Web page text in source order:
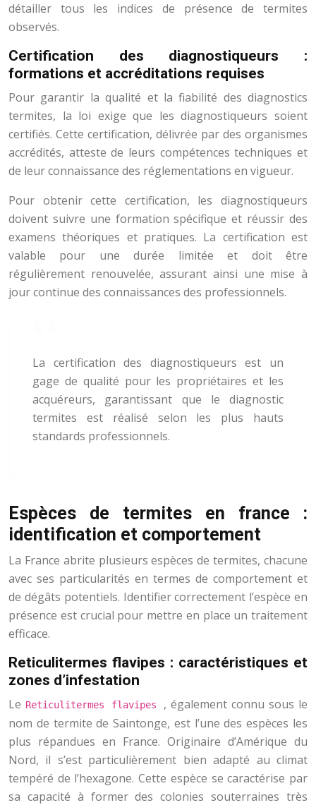
détailler tous les indices de présence de termites
observés.
Certification des diagnostiqueurs :
formations et accréditations requises
Pour garantir la qualité et la fiabilité des diagnostics
termites, la loi exige que les diagnostiqueurs soient
certifiés. Cette certification, délivrée par des organismes
accrédités, atteste de leurs compétences techniques et
de leur connaissance des réglementations en vigueur.
Pour obtenir cette certification, les diagnostiqueurs
doivent suivre une formation spécifique et réussir des
examens théoriques et pratiques. La certification est
valable pour une durée limitée et doit être
régulièrement renouvelée, assurant ainsi une mise à
jour continue des connaissances des professionnels.
La certification des diagnostiqueurs est un
gage de qualité pour les propriétaires et les
acquéreurs, garantissant que le diagnostic
termites est réalisé selon les plus hauts
standards professionnels.
Espèces de termites en france :
identification et comportement
La France abrite plusieurs espèces de termites, chacune
avec ses particularités en termes de comportement et
de dégâts potentiels. Identifier correctement l’espèce en
présence est crucial pour mettre en place un traitement
efficace.
Reticulitermes flavipes : caractéristiques et
zones d’infestation
Le Reticulitermes flavipes , également connu sous le
nom de termite de Saintonge, est l’une des espèces les
plus répandues en France. Originaire d’Amérique du
Nord, il s’est particulièrement bien adapté au climat
tempéré de l’hexagone. Cette espèce se caractérise par
sa capacité à former des colonies souterraines très